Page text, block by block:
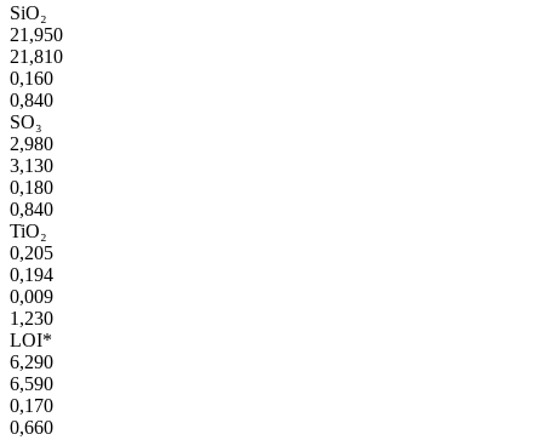
SiO₂
21,950
21,810
0,160
0,840
SO₃
2,980
3,130
0,180
0,840
TiO₂
0,205
0,194
0,009
1,230
LOI*
6,290
6,590
0,170
0,660